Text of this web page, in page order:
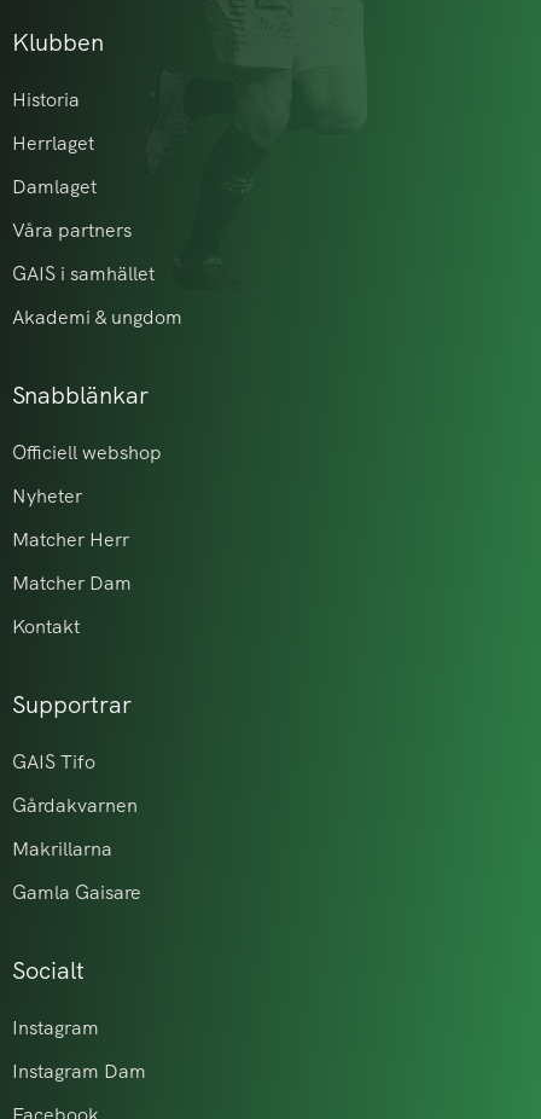
Klubben
Historia
Herrlaget
Damlaget
Våra partners
GAIS i samhället
Akademi & ungdom
Snabblänkar
Officiell webshop
Nyheter
Matcher Herr
Matcher Dam
Kontakt
Supportrar
GAIS Tifo
Gårdakvarnen
Makrillarna
Gamla Gaisare
Socialt
Instagram
Instagram Dam